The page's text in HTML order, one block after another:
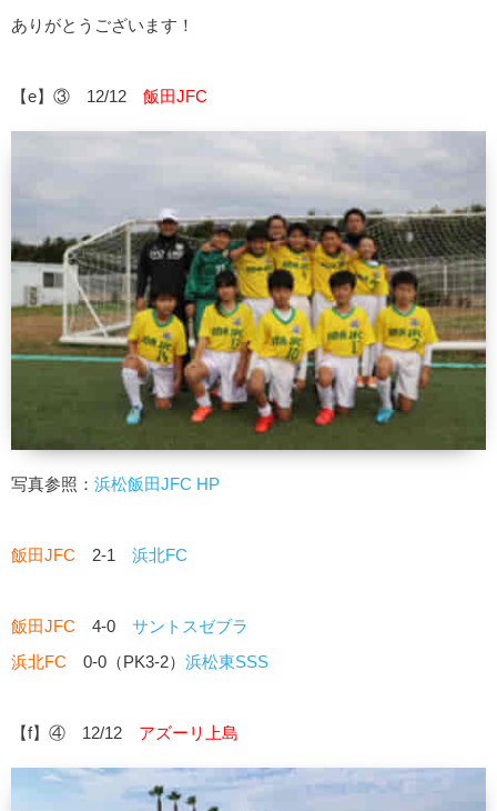
ありがとうございます！
【e】③ 12/12 飯田JFC
写真参照： 浜松飯田JFC HP
飯田JFC 2-1 浜北FC
飯田JFC 4-0 サントスゼブラ
浜北FC 0-0（PK3-2） 浜松東SSS
【f】④ 12/12 アズーリ上島